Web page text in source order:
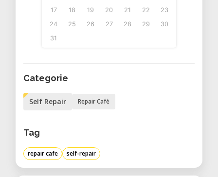
17
18 19 20 21 22
23
24
25 26 27 28 29
30
31
Categorie
Self Repair Repair Cafè
Tag
repair cafe self-repair